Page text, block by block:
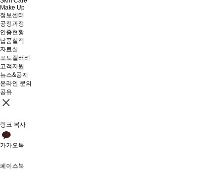
Make Up
정보센터
공정과정
인증현황
납품실적
자료실
포토갤러리
고객지원
뉴스&공지
온라인 문의
공유
링크 복사
카카오톡
페이스북